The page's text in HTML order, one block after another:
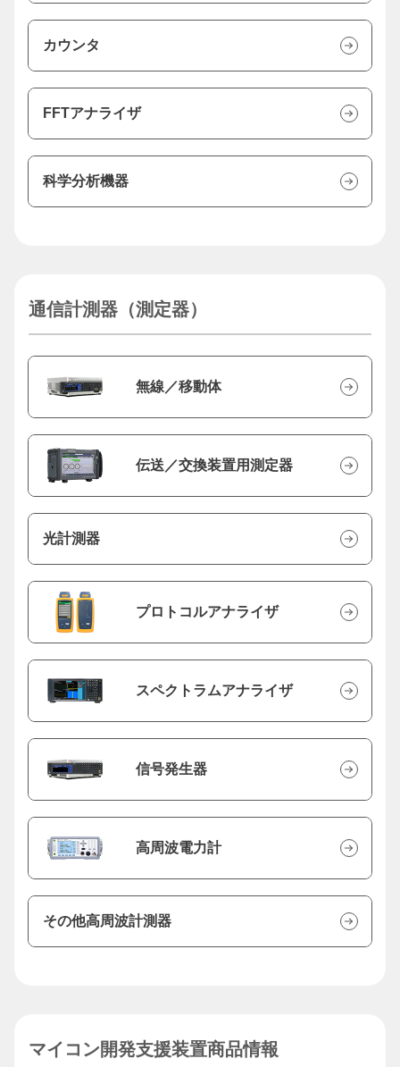
カウンタ
FFTアナライザ
科学分析機器
通信計測器（測定器）
無線／移動体
伝送／交換装置用測定器
光計測器
プロトコルアナライザ
スペクトラムアナライザ
信号発生器
高周波電力計
その他高周波計測器
マイコン開発支援装置商品情報